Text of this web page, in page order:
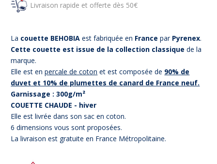
Livraison rapide et offerte dès 50€
La couette BEHOBIAest fabriquée en France par Pyrenex.
Cette couette est issue de la collection classiquede la
marque.
Elle est enpercale de coton et est composée de 90% de
duvet et 10% de plumettes de canard de France neuf.
Garnissage : 300g/m²
COUETTE CHAUDE - hiver
Elle est livrée dans son sac en coton.
6 dimensions vous sont proposées.
La livraison est gratuite en France Métropolitaine.